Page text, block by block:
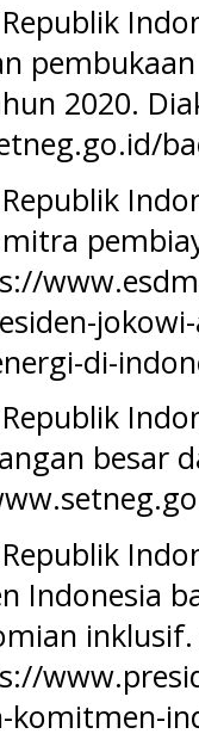
2020.
di-
besar
Indonesia
inklusif.
komitmen-